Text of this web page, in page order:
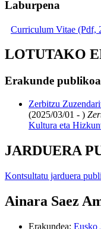
Laburpena
Curriculum Vitae (Pdf,
LOTUTAKO
Erakunde publikoa
Zerbitzu
(2025/03/01 - )
Kultura eta
JARDUERA
Kontsultatu jarduera
Ainara Saez
Erakundea: Eusko